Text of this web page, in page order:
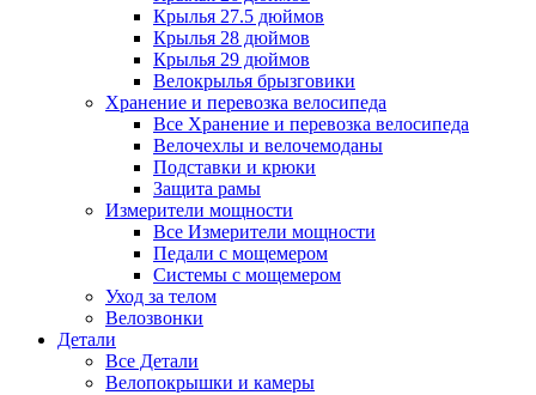
Крылья 27.5 дюймов
Крылья 28 дюймов
Крылья 29 дюймов
Велокрылья брызговики
Хранение и перевозка велосипеда
Все Хранение и перевозка велосипеда
Велочехлы и велочемоданы
Подставки и крюки
Защита рамы
Измерители мощности
Все Измерители мощности
Педали с мощемером
Системы с мощемером
Уход за телом
Велозвонки
Детали
Все Детали
Велопокрышки и камеры